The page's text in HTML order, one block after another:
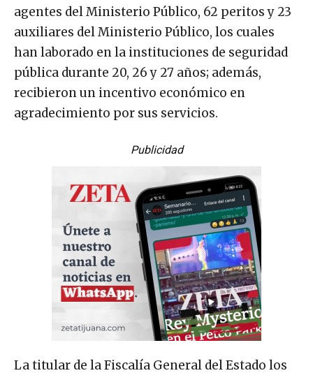
agentes del Ministerio Público, 62 peritos y 23
auxiliares del Ministerio Público, los cuales
han laborado en la instituciones de seguridad
pública durante 20, 26 y 27 años; además,
recibieron un incentivo económico en
agradecimiento por sus servicios.
Publicidad
La titular de la Fiscalía General del Estado los